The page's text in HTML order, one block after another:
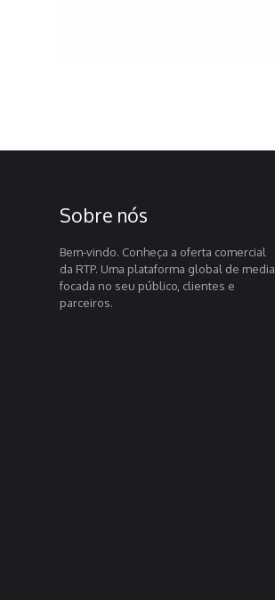
Sobre nós
Bem-vindo. Conheça a oferta comercial
da RTP. Uma plataforma global de media
focada no seu público, clientes e
parceiros.